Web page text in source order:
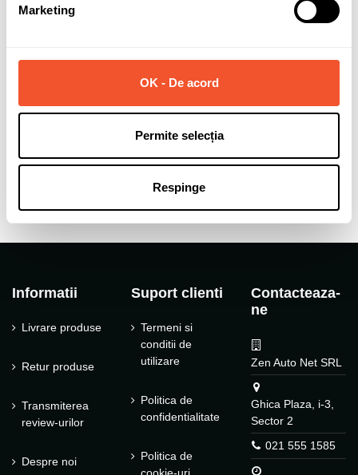
Marketing
OK - De acord
Permite selecția
Respinge
Diametru janta
CB (gaura centrala) 66.6
Aliaj
Tip produs Jante auto
Informatii
Livrare produse
Retur produse
Transmiterea
review-urilor
Despre noi
Suport clienti
Termeni si
conditii de
utilizare
Politica de
confidentialitate
Politica de
Contacteaza-
ne
Zen Auto Net SRL
Ghica Plaza, i-3,
Sector 2
021 555 1585